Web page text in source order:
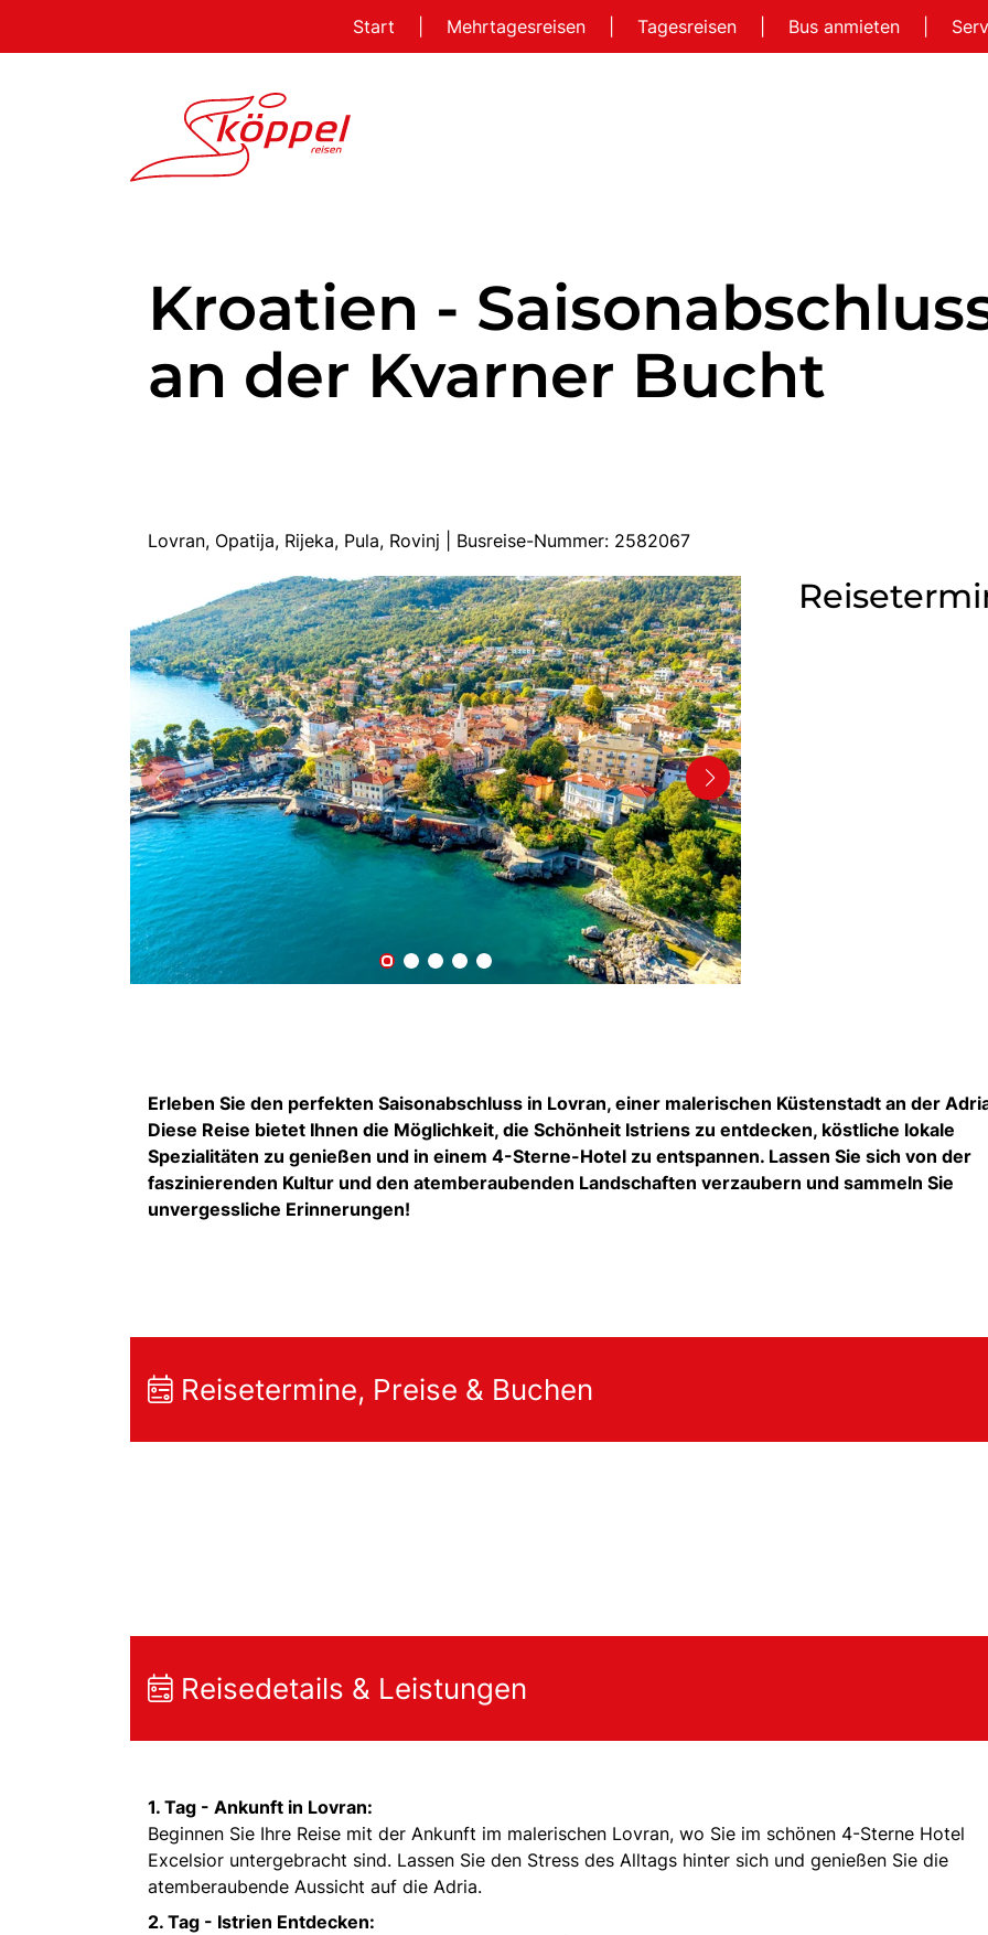
Start Mehrtagesreisen Tagesreisen Bus anmieten
Kroatien -
an der Kvarner Bucht
Lovran, Opatija, Rijeka, Pula, Rovinj | Busreise-Nummer: 2582067
Erleben Sie den perfekten Saisonabschluss in Lovran, einer malerischen Küstenstadt an der
Diese Reise bietet Ihnen die Möglichkeit, die Schönheit Istriens zu entdecken, köstliche lokale
Spezialitäten zu genießen und in einem 4-Sterne-Hotel zu entspannen. Lassen Sie sich von der
faszinierenden Kultur und den atemberaubenden Landschaften verzaubern und sammeln Sie
unvergessliche Erinnerungen!
Reisetermine, Preise & Buchen
Reisedetails & Leistungen
1. Tag - Ankunft in Lovran:
Beginnen Sie Ihre Reise mit der Ankunft im malerischen Lovran, wo Sie im schönen 4-Sterne Hotel
Excelsior untergebracht sind. Lassen Sie den Stress des Alltags hinter sich und genießen Sie die
atemberaubende Aussicht auf die Adria.
2. Tag - Istrien Entdecken: